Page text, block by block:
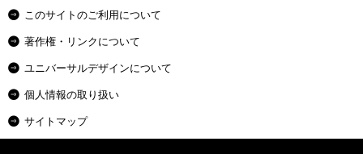
このサイトのご利用について
著作権・リンクについて
ユニバーサルデザインについて
個人情報の取り扱い
サイトマップ